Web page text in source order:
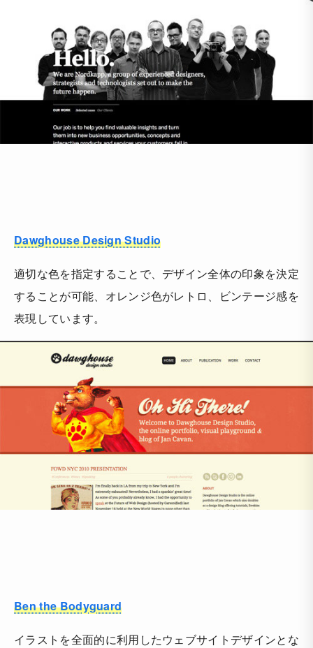
Dawghouse Design Studio
適切な色を指定することで、デザイン全体の印象を決定
することが可能、オレンジ色がレトロ、ビンテージ感を
表現しています。
Ben the Bodyguard
イラストを全面的に利用したウェブサイトデザインとな